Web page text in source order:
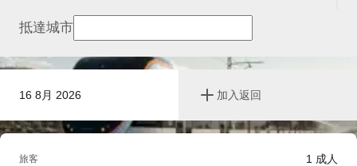
16 8月 2026 加入返回
抵達城市
旅客 1 成人